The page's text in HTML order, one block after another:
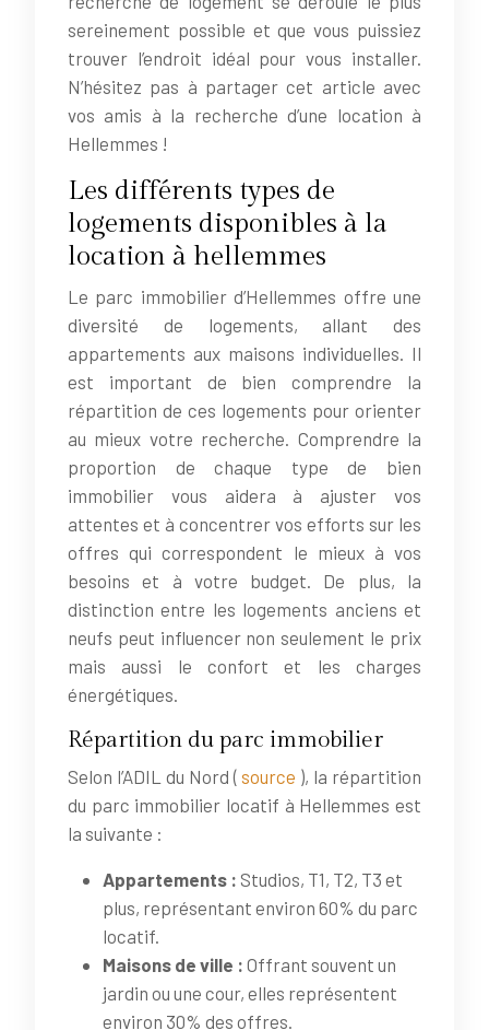
sereinement possible et que vous puissiez
trouver l’endroit idéal pour vous installer.
N’hésitez pas à partager cet article avec
vos amis à la recherche d’une location à
Hellemmes !
Les différents types de
logements disponibles à la
location à hellemmes
Le parc immobilier d’Hellemmes offre une
diversité de logements, allant des
appartements aux maisons individuelles. Il
est important de bien comprendre la
répartition de ces logements pour orienter
au mieux votre recherche. Comprendre la
proportion de chaque type de bien
immobilier vous aidera à ajuster vos
attentes et à concentrer vos efforts sur les
offres qui correspondent le mieux à vos
besoins et à votre budget. De plus, la
distinction entre les logements anciens et
neufs peut influencer non seulement le prix
mais aussi le confort et les charges
énergétiques.
Répartition du parc immobilier
Selon l’ADIL du Nord (source ), la répartition
du parc immobilier locatif à Hellemmes est
la suivante :
Appartements : Studios, T1, T2, T3 et
plus, représentant environ 60% du parc
locatif.
Maisons de ville : Offrant souvent un
jardin ou une cour, elles représentent
environ 30% des offres.